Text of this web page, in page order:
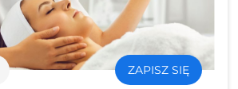
ZAPISZ SIĘ